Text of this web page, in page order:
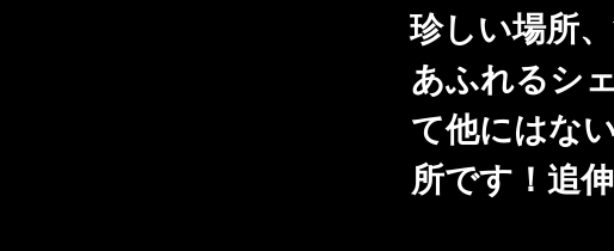
珍しい場所
あふれるシ
て他にはな
所です！追